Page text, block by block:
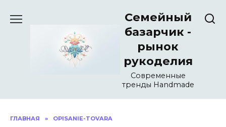
Семейный
базарчик -
рынок
рукоделия
Современные
тренды Handmade
ГЛАВНАЯ » OPISANIE-TOVARA